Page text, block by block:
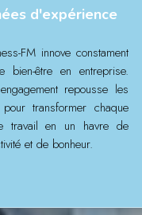
d'expérience
FM innove constament
bien-être en entreprise.
repousse les
pour transformer chaque
travail en un havre de
et de bonheur.